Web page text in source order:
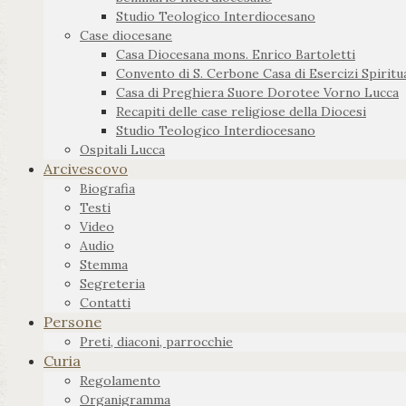
Studio Teologico Interdiocesano
Case diocesane
Casa Diocesana mons. Enrico Bartoletti
Convento di S. Cerbone Casa di Esercizi
Casa di Preghiera Suore Dorotee Vorno Lucca
Recapiti delle case religiose della Diocesi
Studio Teologico Interdiocesano
Ospitali Lucca
Arcivescovo
Biografia
Testi
Video
Audio
Stemma
Segreteria
Contatti
Persone
Preti, diaconi, parrocchie
Curia
Regolamento
Organigramma